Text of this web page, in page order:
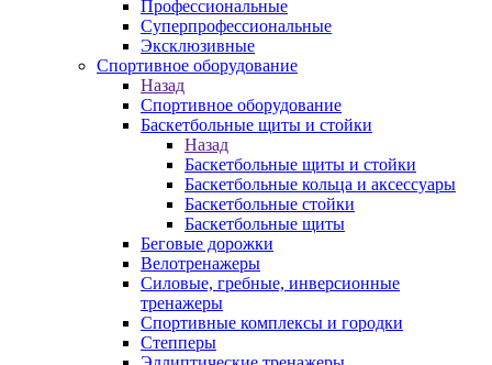
Профессиональные
Суперпрофессиональные
Эксклюзивные
Спортивное оборудование
Назад
Спортивное оборудование
Баскетбольные щиты и стойки
Назад
Баскетбольные щиты и стойки
Баскетбольные кольца и аксессуары
Баскетбольные стойки
Баскетбольные щиты
Беговые дорожки
Велотренажеры
Силовые, гребные, инверсионные
тренажеры
Спортивные комплексы и городки
Степперы